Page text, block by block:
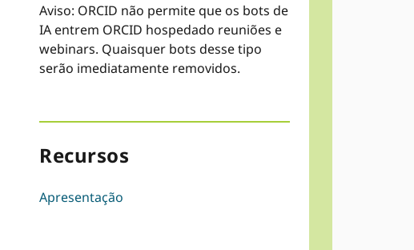
Aviso: ORCID não permite que os bots de
IA entrem ORCID hospedado reuniões e
webinars. Quaisquer bots desse tipo
serão imediatamente removidos.
Recursos
Apresentação